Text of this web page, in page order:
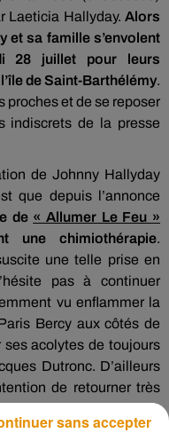
Laeticia Hallyday. Alors
et sa famille s’envolent
28 juillet pour leurs
de Saint-Barthélémy.
proches et de se reposer
indiscrets de la presse
de Johnny Hallyday
que depuis l’annonce
de « Allumer Le Feu »
une chimiothérapie.
une telle prise en
pas à continuer
vu enflammer la
Bercy aux côtés de
ses acolytes de toujours
Dutronc. D’ailleurs
de retourner très
est prévu pour 2018.
que l’on apprenne
sans accepter